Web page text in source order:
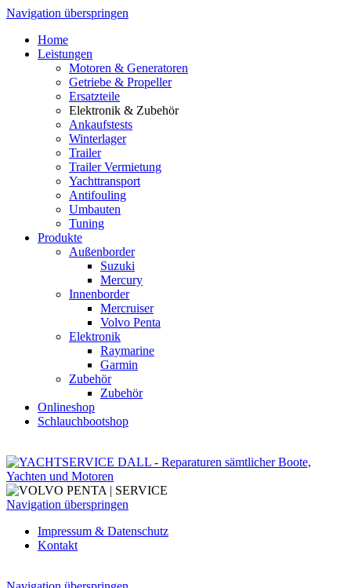
Navigation überspringen
Home
Leistungen
Motoren & Generatoren
Getriebe & Propeller
Ersatzteile
Elektronik & Zubehör
Ankaufstests
Winterlager
Trailer
Trailer Vermietung
Yachttransport
Antifouling
Umbauten
Tuning
Produkte
Außenborder
Suzuki
Mercury
Innenborder
Mercruiser
Volvo Penta
Elektronik
Raymarine
Garmin
Zubehör
Zubehör
Onlineshop
Schlauchbootshop
Navigation überspringen
Impressum & Datenschutz
Kontakt